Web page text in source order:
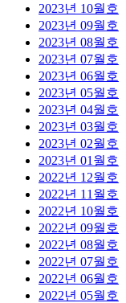
2023년 10월호
2023년 09월호
2023년 08월호
2023년 07월호
2023년 06월호
2023년 05월호
2023년 04월호
2023년 03월호
2023년 02월호
2023년 01월호
2022년 12월호
2022년 11월호
2022년 10월호
2022년 09월호
2022년 08월호
2022년 07월호
2022년 06월호
2022년 05월호